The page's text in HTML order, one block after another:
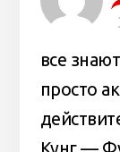
все
просто